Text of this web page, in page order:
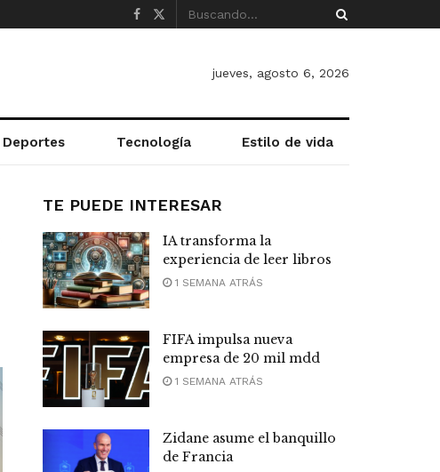
jueves, agosto 6, 2026
Deportes Tecnología Estilo de vida
TE PUEDE INTERESAR
IA transforma la
experiencia de leer libros
1 SEMANA ATRÁS
FIFA impulsa nueva
empresa de 20 mil mdd
1 SEMANA ATRÁS
Zidane asume el banquillo
de Francia